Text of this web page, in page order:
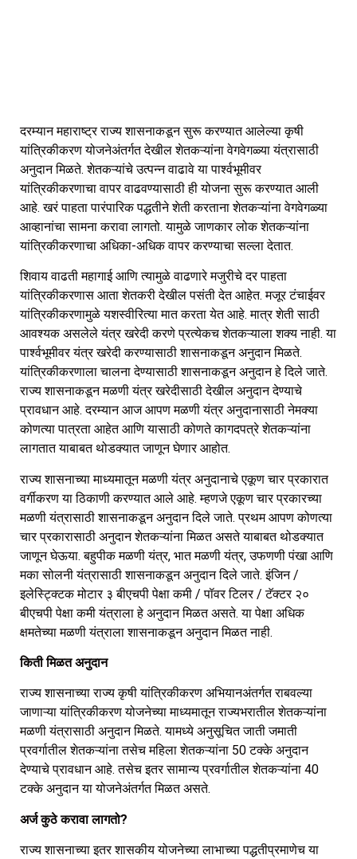
दरम्यान महाराष्ट्र राज्य शासनाकडून सुरू करण्यात आलेल्या कृषी
यांत्रिकीकरण योजनेअंतर्गत देखील शेतकऱ्यांना वेगवेगळ्या यंत्रासाठी
अनुदान मिळते. शेतकऱ्यांचे उत्पन्न वाढावे या पार्श्वभूमीवर
यांत्रिकीकरणाचा वापर वाढवण्यासाठी ही योजना सुरू करण्यात आली
आहे. खरं पाहता पारंपारिक पद्धतीने शेती करताना शेतकऱ्यांना वेगवेगळ्या
आव्हानांचा सामना करावा लागतो. यामुळे जाणकार लोक शेतकऱ्यांना
यांत्रिकीकरणाचा अधिका-अधिक वापर करण्याचा सल्ला देतात.
शिवाय वाढती महागाई आणि त्यामुळे वाढणारे मजुरीचे दर पाहता
यांत्रिकीकरणास आता शेतकरी देखील पसंती देत आहेत. मजूर टंचाईवर
यांत्रिकीकरणामुळे यशस्वीरित्या मात करता येत आहे. मात्र शेती साठी
आवश्यक असलेले यंत्र खरेदी करणे प्रत्येकच शेतकऱ्याला शक्य नाही. या
पार्श्वभूमीवर यंत्र खरेदी करण्यासाठी शासनाकडून अनुदान मिळते.
यांत्रिकीकरणाला चालना देण्यासाठी शासनाकडून अनुदान हे दिले जाते.
राज्य शासनाकडून मळणी यंत्र खरेदीसाठी देखील अनुदान देण्याचे
प्रावधान आहे. दरम्यान आज आपण मळणी यंत्र अनुदानासाठी नेमक्या
कोणत्या पात्रता आहेत आणि यासाठी कोणते कागदपत्रे शेतकऱ्यांना
लागतात याबाबत थोडक्यात जाणून घेणार आहोत.
राज्य शासनाच्या माध्यमातून मळणी यंत्र अनुदानाचे एकूण चार प्रकारात
वर्गीकरण या ठिकाणी करण्यात आले आहे. म्हणजे एकूण चार प्रकारच्या
मळणी यंत्रासाठी शासनाकडून अनुदान दिले जाते. प्रथम आपण कोणत्या
चार प्रकारासाठी अनुदान शेतकऱ्यांना मिळत असते याबाबत थोडक्यात
जाणून घेऊया. बहुपीक मळणी यंत्र, भात मळणी यंत्र, उफणणी पंखा आणि
मका सोलनी यंत्रासाठी शासनाकडून अनुदान दिले जाते. इंजिन /
इलेस्ट्क्टिक मोटार ३ बीएचपी पेक्षा कमी / पॉवर टिलर / टॅक्टर २०
बीएचपी पेक्षा कमी यंत्राला हे अनुदान मिळत असते. या पेक्षा अधिक
क्षमतेच्या मळणी यंत्राला शासनाकडून अनुदान मिळत नाही.
किती मिळत अनुदान
राज्य शासनाच्या राज्य कृषी यांत्रिकीकरण अभियानअंतर्गत राबवल्या
जाणाऱ्या यांत्रिकीकरण योजनेच्या माध्यमातून राज्यभरातील शेतकऱ्यांना
मळणी यंत्रासाठी अनुदान मिळते. यामध्ये अनुसूचित जाती जमाती
प्रवर्गातील शेतकऱ्यांना तसेच महिला शेतकऱ्यांना 50 टक्के अनुदान
देण्याचे प्रावधान आहे. तसेच इतर सामान्य प्रवर्गातील शेतकऱ्यांना 40
टक्के अनुदान या योजनेअंतर्गत मिळत असते.
अर्ज कुठे करावा लागतो?
राज्य शासनाच्या इतर शासकीय योजनेच्या लाभाच्या पद्धतीप्रमाणेच या